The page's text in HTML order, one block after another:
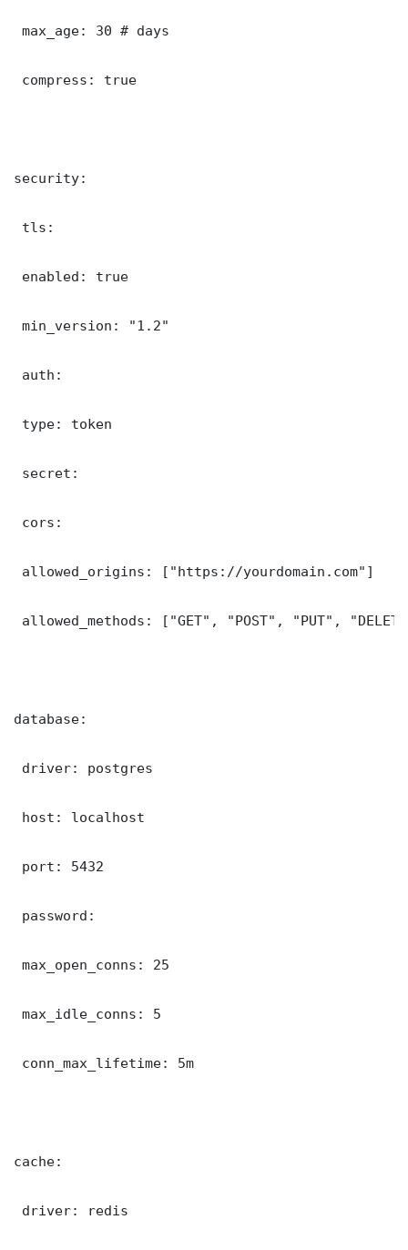
max_age: 30 # days
compress: true
security:
tls:
enabled: true
min_version: "1.2"
auth:
type: token
secret:
cors:
allowed_origins: ["https://yourdomain.com"]
allowed_methods: ["GET", "POST", "PUT",
database:
driver: postgres
host: localhost
port: 5432
password:
max_open_conns: 25
max_idle_conns: 5
conn_max_lifetime: 5m
cache:
driver: redis